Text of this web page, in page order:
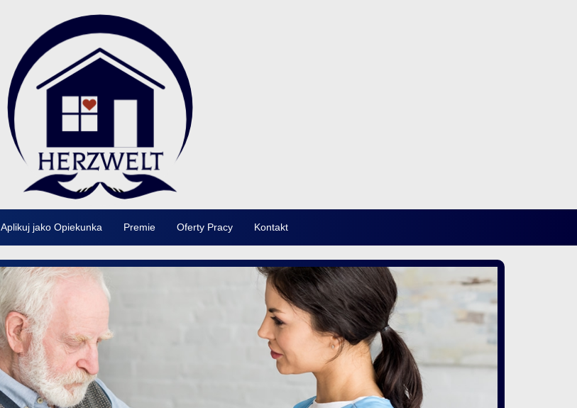
Aplikuj jako Opiekunka Premie Oferty Pracy Kontakt